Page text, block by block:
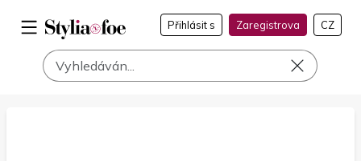
Přihlásit s Zaregistrova CZ